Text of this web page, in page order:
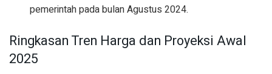
pemerintah pada bulan Agustus 2024.
Ringkasan Tren Harga dan Proyeksi Awal
2025